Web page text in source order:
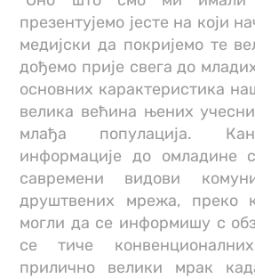
презентујемо јесте на који
медијски да покријемо те
дођемо прије свега до
основних карактеристика
велика већина њених
млађа популација.
информације до омладине
савремени видови
друштвених мрежа, преко
могли да се информишу с
се тиче
прилично велики мрак